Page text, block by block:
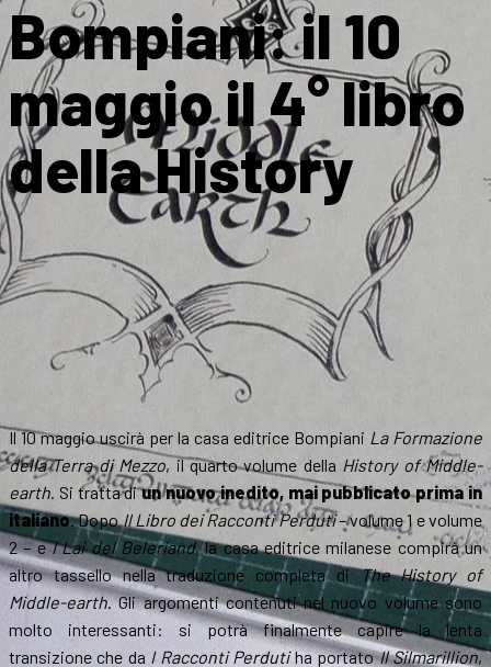
Bompiani: il 10
maggio il 4° libro
della History
Il 10 maggio uscirà per la casa editrice Bompiani La Formazione
della Terra di Mezzo, il quarto volume della History of Middle-
earth . Si tratta diun nuovo inedito, mai pubblicato prima in
italiano. Dopo Il Libro dei Racconti Perduti– volume 1 e volume
2 – eI Lai del Beleriand, la casa editrice milanese compirà un
altro tassello nella traduzione completa diThe History of
Middle-earth. Gli argomenti contenuti nel nuovo volume sono
molto interessanti: si potrà finalmente capire la lenta
transizione che da I Racconti Perdutiha portatoIl Silmarillion,